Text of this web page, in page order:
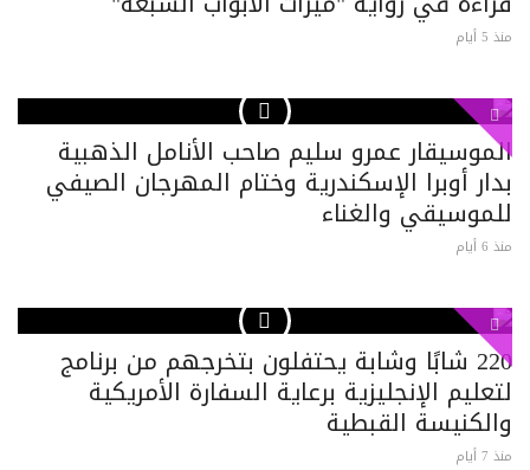
منذ 5 أيام
الموسيقار عمرو سليم صاحب الأنامل الذهبية
بدار أوبرا الإسكندرية وختام المهرجان الصيفي
للموسيقي والغناء
منذ 6 أيام
220 شابًا وشابة يحتفلون بتخرجهم من برنامج
لتعليم الإنجليزية برعاية السفارة الأمريكية
والكنيسة القبطية
منذ 7 أيام